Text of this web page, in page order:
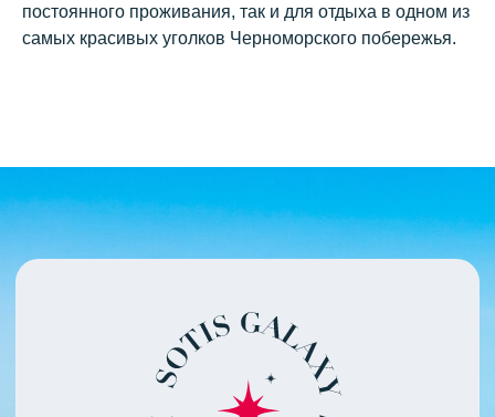
постоянного проживания, так и для отдыха в одном из
самых красивых уголков Черноморского побережья.
пн-пт с 9:00 — 19:00, сб-вс по записи